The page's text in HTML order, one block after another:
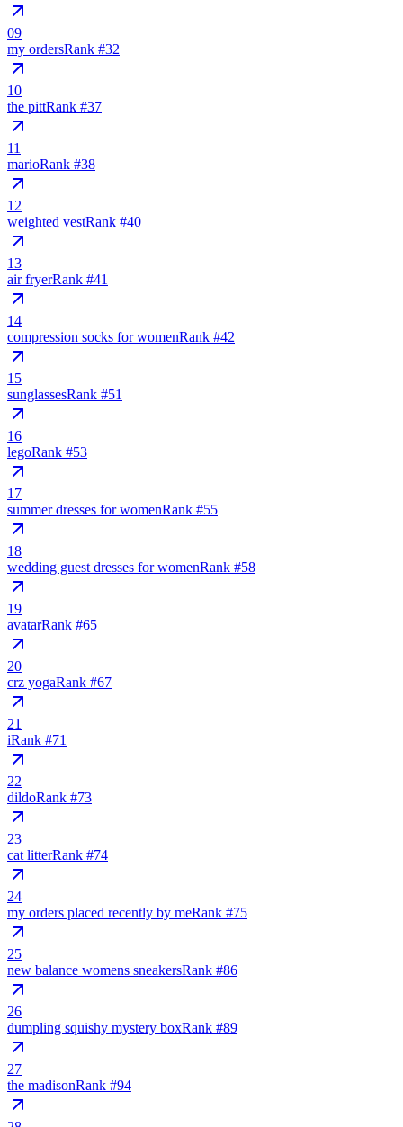
09
my ordersRank #32
10
the pittRank #37
11
marioRank #38
12
weighted vestRank #40
13
air fryerRank #41
14
compression socks for womenRank #42
15
sunglassesRank #51
16
legoRank #53
17
summer dresses for womenRank #55
18
wedding guest dresses for womenRank #58
19
avatarRank #65
20
crz yogaRank #67
21
iRank #71
22
dildoRank #73
23
cat litterRank #74
24
my orders placed recently by meRank #75
25
new balance womens sneakersRank #86
26
dumpling squishy mystery boxRank #89
27
the madisonRank #94